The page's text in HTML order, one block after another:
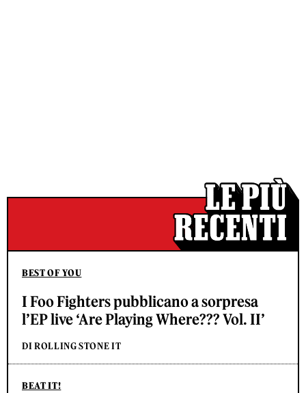
BEST OF YOU
I Foo Fighters pubblicano a sorpresa
l’EP live ‘Are Playing Where??? Vol. II’
DI ROLLING STONE IT
BEAT IT!